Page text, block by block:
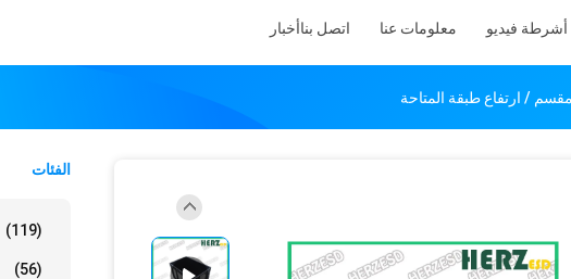
أشرطة فيديو معلومات عنا اتصل بناأخبار
الفئات
(119)
(56)